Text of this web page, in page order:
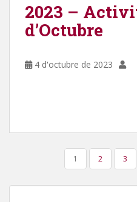
2023 –
d’Octubre
4 d'octubre de 2023
PAGINACIÓ
LES
1 2 3